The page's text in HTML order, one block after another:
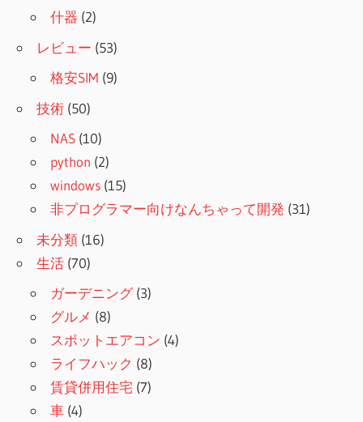
什器 (2)
レビュー (53)
格安SIM (9)
技術 (50)
NAS (10)
python (2)
windows (15)
非プログラマー向けなんちゃって開発 (31)
未分類 (16)
生活 (70)
ガーデニング(3)
グルメ (8)
スポットエアコン (4)
ライフハック (8)
賃貸併用住宅 (7)
車 (4)